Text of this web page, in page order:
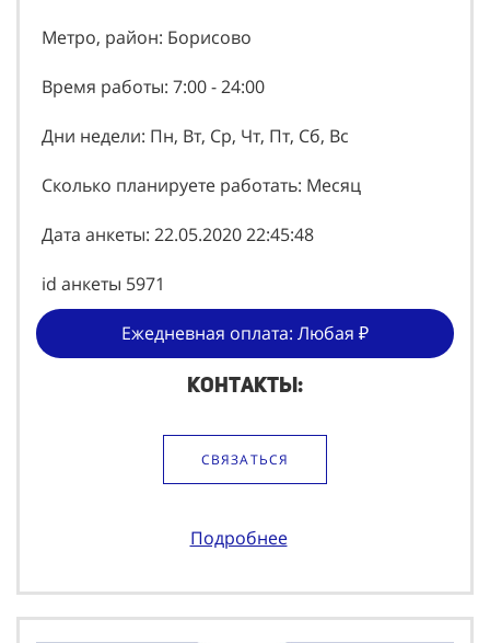
Метро, район: Борисово
Время работы: 7:00 - 24:00
Дни недели: Пн, Вт, Ср, Чт, Пт, Сб, Вс
Сколько планируете работать: Месяц
Дата анкеты: 22.05.2020 22:45:48
id анкеты 5971
Ежедневная оплата: Любая ₽
Контакты:
СВЯЗАТЬСЯ
Подробнее